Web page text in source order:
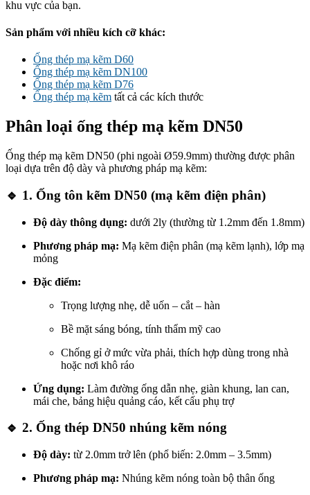
khu vực của bạn.
Sản phẩm với nhiều kích cỡ khác:
Ống thép mạ kẽm D60
Ống thép mạ kẽm DN100
Ống thép mạ kẽm D76
Ống thép mạ kẽm tất cả các kích thước
Phân loại ống thép mạ kẽm DN50
Ống thép mạ kẽm DN50 (phi ngoài Ø59.9mm) thường được phân
loại dựa trên độ dày và phương pháp mạ kẽm:
🔹 1. Ống tôn kẽm DN50 (mạ kẽm điện phân)
Độ dày thông dụng: dưới 2ly (thường từ 1.2mm đến 1.8mm)
Phương pháp mạ: Mạ kẽm điện phân (mạ kẽm lạnh), lớp mạ
mỏng
Đặc điểm:
Trọng lượng nhẹ, dễ uốn – cắt – hàn
Bề mặt sáng bóng, tính thẩm mỹ cao
Chống gỉ ở mức vừa phải, thích hợp dùng trong nhà
hoặc nơi khô ráo
Ứng dụng: Làm đường ống dẫn nhẹ, giàn khung, lan can,
mái che, bảng hiệu quảng cáo, kết cấu phụ trợ
🔹 2. Ống thép DN50 nhúng kẽm nóng
Độ dày: từ 2.0mm trở lên (phổ biến: 2.0mm – 3.5mm)
Phương pháp mạ: Nhúng kẽm nóng toàn bộ thân ống